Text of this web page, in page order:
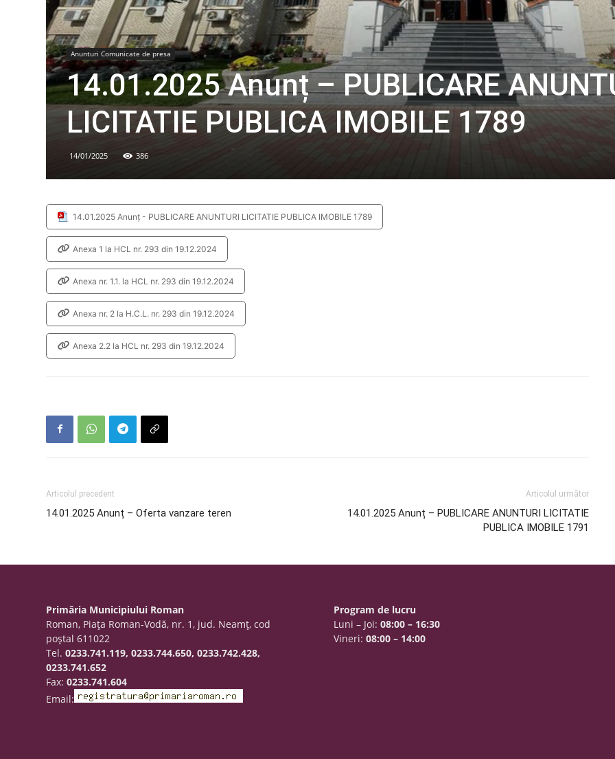
Anunturi Comunicate de presa
14.01.2025 Anunț – PUBLICARE
LICITATIE PUBLICA IMOBILE 1789
14/01/2025 386
14.01.2025 Anunț - PUBLICARE ANUNTURI LICITATIE PUBLICA IMOBILE 1789
Anexa 1 la HCL nr. 293 din 19.12.2024
Anexa nr. 1.1. la HCL nr. 293 din 19.12.2024
Anexa nr. 2 la H.C.L. nr. 293 din 19.12.2024
Anexa 2.2 la HCL nr. 293 din 19.12.2024
Articolul precedent
14.01.2025 Anunț – Oferta vanzare teren
Articolul următor
14.01.2025 Anunț – PUBLICARE ANUNTURI LICITATIE
PUBLICA IMOBILE 1791
Primăria Municipiului Roman
Roman, Piaţa Roman-Vodă, nr. 1, jud. Neamţ, cod
poştal 611022
Tel.0233.741.119, 0233.744.650, 0233.742.428,
0233.741.652
Fax:0233.741.604
Email:
Program de lucru
Luni – Joi:08:00 – 16:30
Vineri:08:00 – 14:00